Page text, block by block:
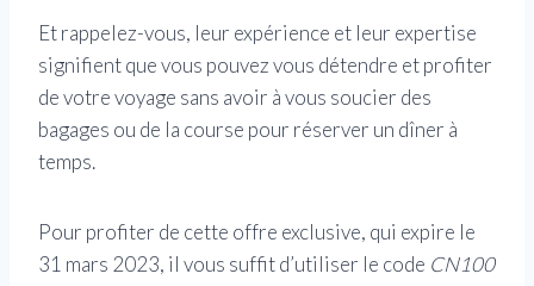
Et rappelez-vous, leur expérience et leur expertise
signifient que vous pouvez vous détendre et profiter
de votre voyage sans avoir à vous soucier des
bagages ou de la course pour réserver un dîner à
temps.
Pour profiter de cette offre exclusive, qui expire le
31 mars 2023, il vous suffit d’utiliser le code CN100